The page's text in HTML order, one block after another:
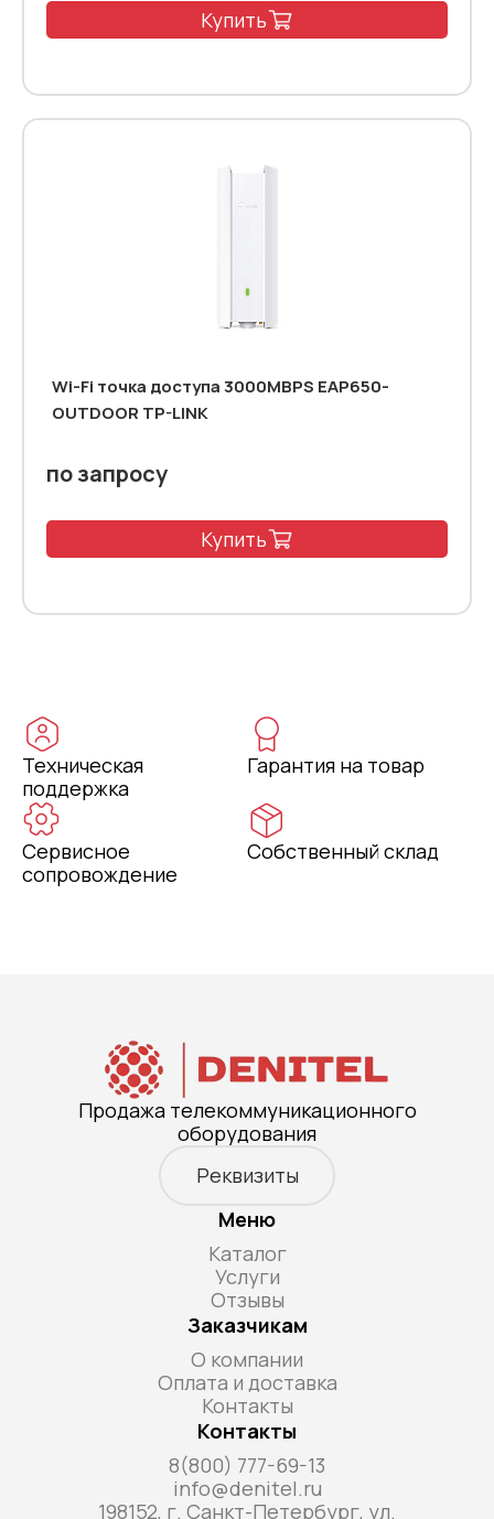
Купить
Wi-Fi точка доступа 3000MBPS EAP650-
OUTDOOR TP-LINK
по запросу
Купить
Техническая
поддержка
Гарантия на товар
Сервисное
сопровождение
Собственный склад
Продажа телекоммуникационного
оборудования
Реквизиты
Меню
Каталог
Услуги
Отзывы
Заказчикам
О компании
Оплата и доставка
Контакты
Контакты
8(800) 777-69-13
info@denitel.ru
198152, г. Санкт-Петербург, ул.